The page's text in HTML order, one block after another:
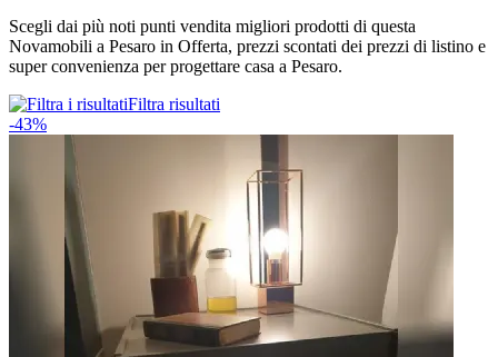
Scegli dai più noti punti vendita migliori prodotti di questa
Novamobili a Pesaro in Offerta, prezzi scontati dei prezzi di listino e
super convenienza per progettare casa a Pesaro.
Filtra risultati
-43%